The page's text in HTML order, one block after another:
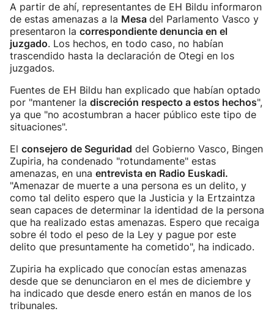
A partir de ahí, representantes de EH Bildu informaron
de estas amenazas a la Mesa del Parlamento Vasco y
presentaron la correspondiente denuncia en el
juzgado. Los hechos, en todo caso, no habían
trascendido hasta la declaración de Otegi en los
juzgados.
Fuentes de EH Bildu han explicado que habían optado
por "mantener la discreción respecto a estos hechos",
ya que "no acostumbran a hacer público este tipo de
situaciones".
El consejero de Seguridad del Gobierno Vasco, Bingen
Zupiria, ha condenado "rotundamente" estas
amenazas, en una entrevista en Radio Euskadi.
"Amenazar de muerte a una persona es un delito, y
como tal delito espero que la Justicia y la Ertzaintza
sean capaces de determinar la identidad de la persona
que ha realizado estas amenazas. Espero que recaiga
sobre él todo el peso de la Ley y pague por este
delito que presuntamente ha cometido", ha indicado.
Zupiria ha explicado que conocían estas amenazas
desde que se denunciaron en el mes de diciembre y
ha indicado que desde enero están en manos de los
tribunales.